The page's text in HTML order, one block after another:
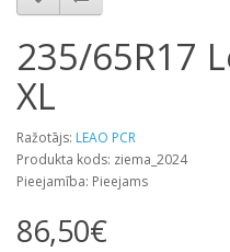
235/65R17
XL
Ražotājs: LEAO PCR
Produkta kods: ziema_2024
Pieejamība: Pieejams
86,50€